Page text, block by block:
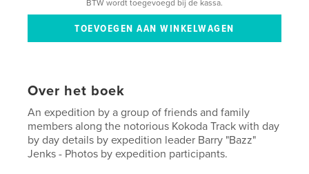
BTW wordt toegevoegd bij de kassa.
Over het boek
An expedition by a group of friends and family
members along the notorious Kokoda Track with day
by day details by expedition leader Barry "Bazz"
Jenks - Photos by expedition participants.